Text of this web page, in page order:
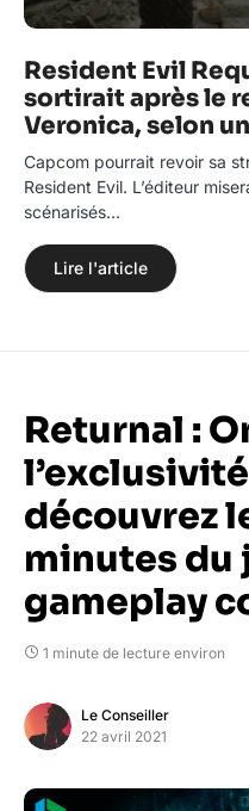
Resident Evil
sortirait après le
Veronica, selon
Capcom pourrait revoir sa
Resident Evil. L’éditeur
scénarisés…
Lire l'article
Returnal :
découvrez
minutes du
gameplay
1 minute de lecture environ
Le Conseiller
22 avril 2021